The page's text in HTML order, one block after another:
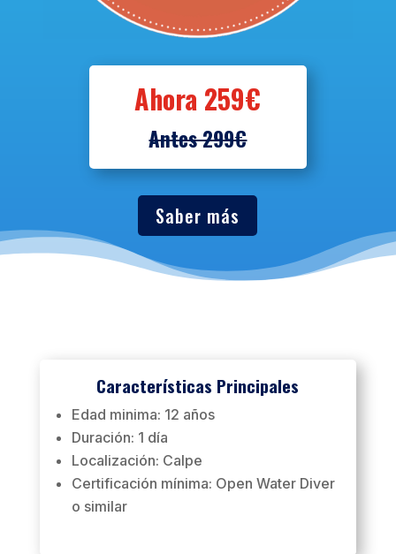
Ahora 259€
Antes 299€
Saber más
Características Principales
Edad minima: 12 años
Duración: 1 día
Localización: Calpe
Certificación mínima: Open Water Diver
o similar